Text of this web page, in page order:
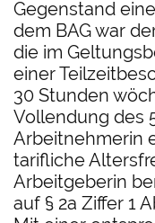
Gegenstand
dem BAG war
die im
einer
30 Stunden
Vollendung des
Arbeitnehmerin
tarifliche
Arbeitgeberin
auf § 2a Ziffer 1